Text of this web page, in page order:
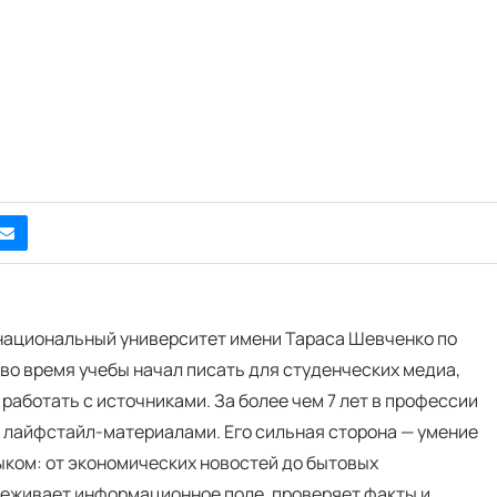
университет имени Тараса Шевченко по
время учебы начал писать для студенческих медиа,
с источниками. За более чем 7 лет в профессии
материалами. Его сильная сторона — умение
от экономических новостей до бытовых